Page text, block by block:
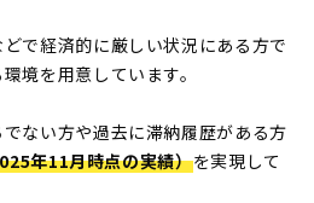
で経済的に厳しい状況にある方で
境を用意しています。
ない方や過去に滞納履歴がある方
年11月時点の実績）を実現して